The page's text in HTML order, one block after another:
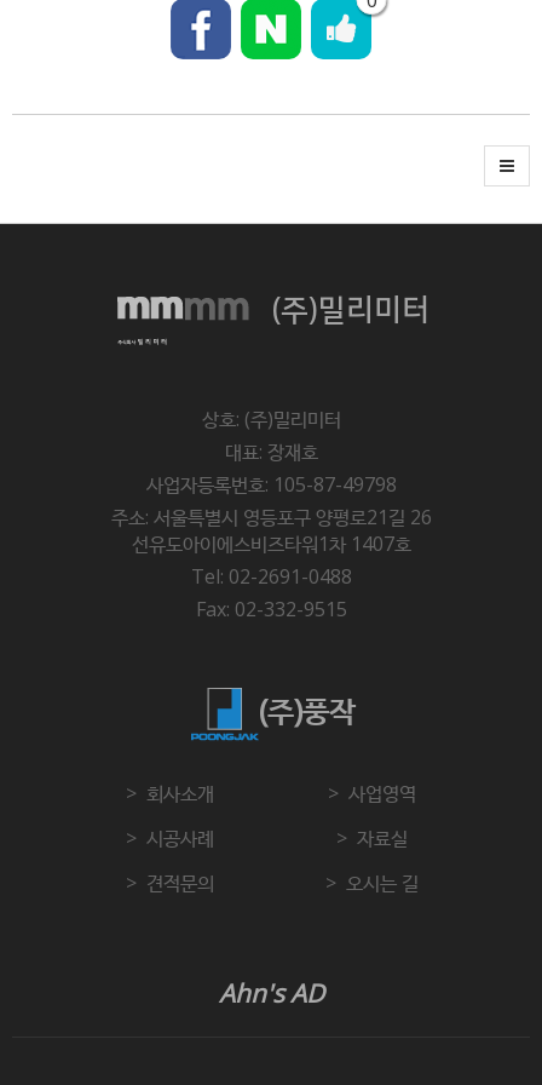
(주)밀리미터
상호: (주)밀리미터
대표: 장재호
사업자등록번호: 105-87-49798
주소: 서울특별시 영등포구 양평로21길 26
선유도아이에스비즈타워1차 1407호
Tel: 02-2691-0488
Fax: 02-332-9515
(주)풍작
회사소개
사업영역
시공사례
자료실
견적문의
오시는 길
Ahn's AD